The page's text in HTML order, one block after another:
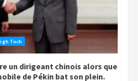
Tech
un dirigeant chinois alors que
de Pékin bat son plein.